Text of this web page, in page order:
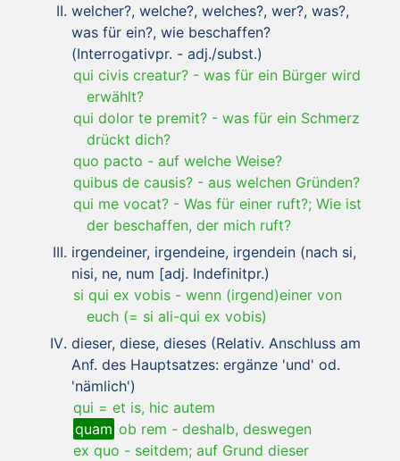
welcher?, welche?, welches?, wer?, was?,
was für ein?, wie beschaffen?
(Interrogativpr. - adj./subst.)
qui civis creatur? - was für ein Bürger wird
erwählt?
qui dolor te premit? - was für ein Schmerz
drückt dich?
quo pacto - auf welche Weise?
quibus de causis? - aus welchen Gründen?
qui me vocat? - Was für einer ruft?; Wie ist
der beschaffen, der mich ruft?
irgendeiner, irgendeine, irgendein (nach si,
nisi, ne, num [adj. Indefinitpr.)
si qui ex vobis - wenn (irgend)einer von
euch (= si ali-qui ex vobis)
dieser, diese, dieses (Relativ. Anschluss am
Anf. des Hauptsatzes: ergänze 'und' od.
'nämlich')
qui = et is, hic autem
quam ob rem - deshalb, deswegen
ex quo - seitdem; auf Grund dieser